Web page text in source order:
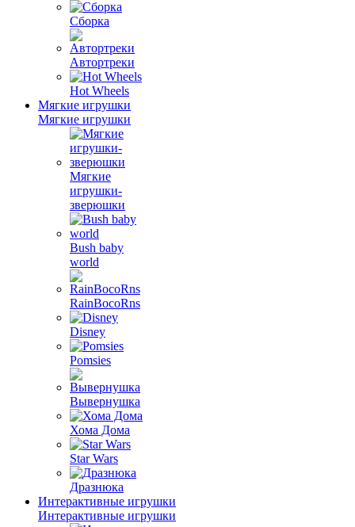
Сборка
Автортреки
Hot Wheels
Мягкие игрушки
Мягкие игрушки
Мягкие
игрушки-
зверюшки
Bush baby
world
RainBocoRns
Disney
Pomsies
Вывернушка
Хома Дома
Star Wars
Дразнюка
Интерактивные игрушки
Интерактивные игрушки